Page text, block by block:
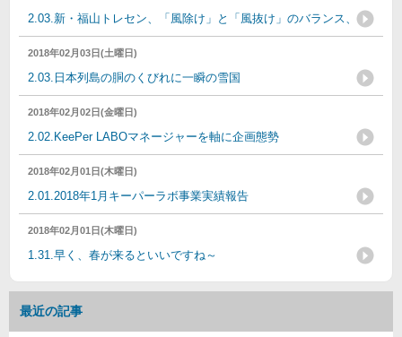
2.03.新・福山トレセン、「風除け」と「風抜け」のバランス、
2018年02月03日(土曜日)
2.03.日本列島の胴のくびれに一瞬の雪国
2018年02月02日(金曜日)
2.02.KeePer LABOマネージャーを軸に企画態勢
2018年02月01日(木曜日)
2.01.2018年1月キーパーラボ事業実績報告
2018年02月01日(木曜日)
1.31.早く、春が来るといいですね～
最近の記事